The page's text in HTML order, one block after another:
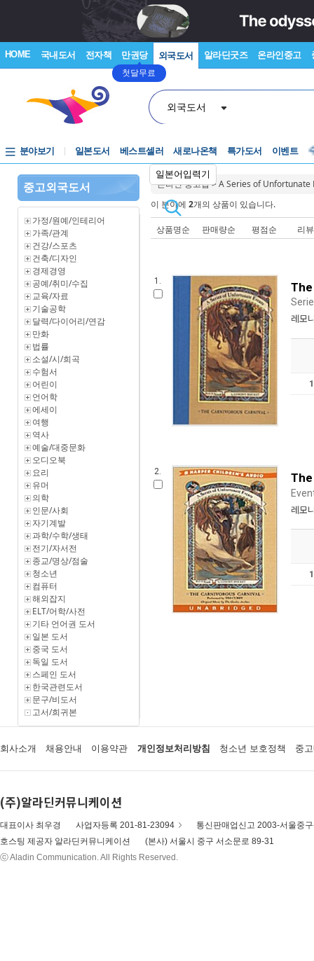
HOME 국내도서 전자책 만권당
첫달무료
외국도서 알라딘굿즈 온라인중고
외국도서
일본어입력기
분야보기 일본도서 베스트셀러 새로나온책 특가도서 이벤트
중고외국도서
가정/원예/인테리어
가족/관계
건강/스포츠
건축/디자인
경제경영
공예/취미/수집
교육/자료
기술공학
달력/다이어리/연감
만화
법률
소설/시/희곡
수험서
어린이
언어학
에세이
여행
역사
예술/대중문화
오디오북
요리
유머
의학
인문/사회
자기계발
과학/수학/생태
전기/자서전
종교/명상/점술
청소년
컴퓨터
해외잡지
ELT/어학/사전
기타 언어권 도서
일본 도서
중국 도서
독일 도서
스페인 도서
한국관련도서
문구/비도서
고서/희귀본
온라인 중고샵>A Series of Unfortunate
이 분야에 2개의 상품이 있습니다.
상품명순 판매량순 평점순 리
1.
레모
2.
레모
회사소개 채용안내 이용약관 개인정보처리방침 청소년 보호정책 중
(주)알라딘커뮤니케이션
대표이사 최우경 사업자등록 201-81-23094
통신판매업신고 2003-서울중
호스팅 제공자 알라딘커뮤니케이션
(본사) 서울시 중구 서소문로 89-31
ⓒ Aladin Communication. All Rights Reserved.